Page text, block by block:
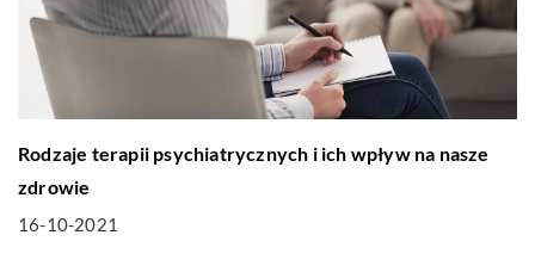
Rodzaje terapii psychiatrycznych i ich wpływ na nasze
zdrowie
16-10-2021